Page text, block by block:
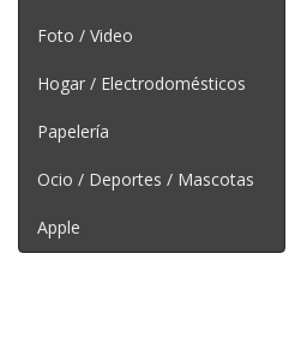
Foto / Video
Hogar / Electrodomésticos
Papelería
Ocio / Deportes / Mascotas
Apple